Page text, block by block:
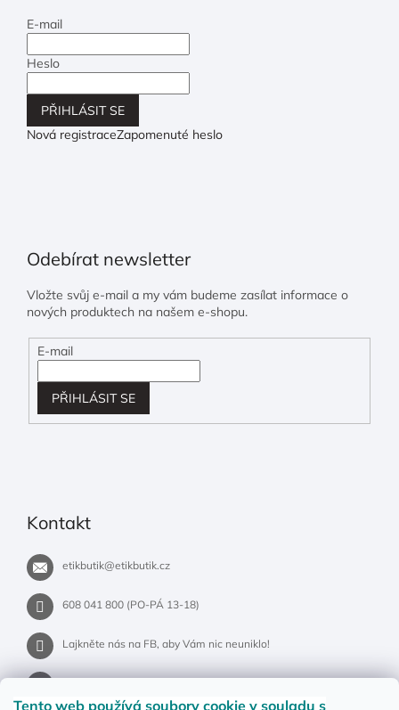
Tento web používá soubory cookie v souladu s
E-mail
Heslo
PŘIHLÁSIT SE
Nová registraceZapomenuté heslo
Odebírat newsletter
Vložte svůj e-mail a my vám budeme zasílat informace o
nových produktech na našem e-shopu.
E-mail
PŘIHLÁSIT SE
Kontakt
etikbutik@etikbutik.cz
608 041 800 (PO-PÁ 13-18)
Lajkněte nás na FB, aby Vám nic neuniklo!